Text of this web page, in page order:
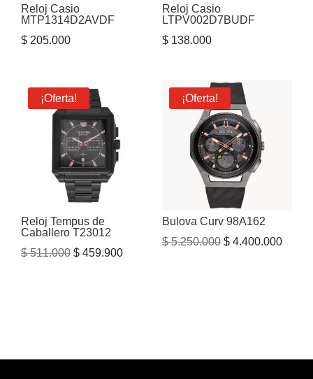
Reloj Casio
MTP1314D2AVDF
$ 205.000
Reloj Casio
LTPV002D7BUDF
$138.000
¡Oferta!
Reloj Tempus de
Caballero T23012
$511.000 El
$ 459.900El
¡Oferta!
Bulova Curv 98A162
$5.250.000 El
$4.400.000El